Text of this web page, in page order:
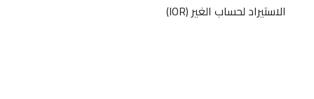
الاستيراد لحساب الغير (IOR)